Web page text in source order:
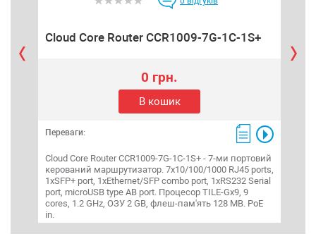
Cloud Core Router CCR1009-7G-1C-1S+
0 грн.
В кошик
Переваги:
Cloud Core Router CCR1009-7G-1C-1S+ - 7-ми портовий
керований маршрутизатор. 7х10/100/1000 RJ45 ports,
1хSFP+ port, 1xEthernet/SFP combo port, 1xRS232 Serial
port, microUSB type AB port. Процесор TILE-Gx9, 9
cores, 1.2 GHz, ОЗУ 2 GB, флеш-пам'ять 128 MB. PoE
in.